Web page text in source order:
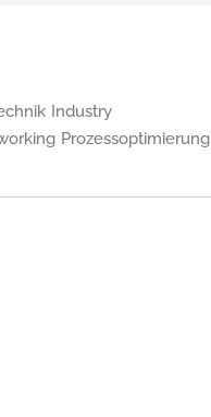
Industry
Prozessoptimierung